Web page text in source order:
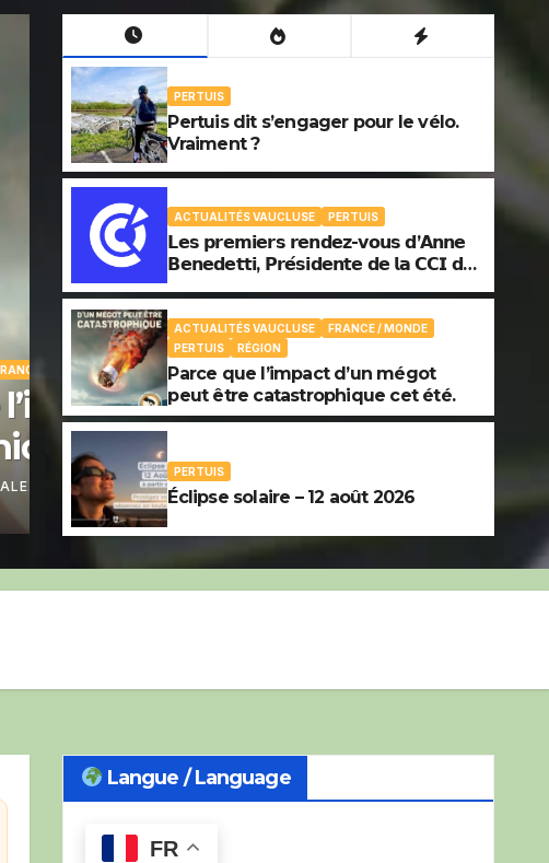
ACTUALITÉS VAUCLUSE PERTUIS
𝗟𝗲𝘀 𝗽𝗿𝗲𝗺𝗶𝗲𝗿𝘀 𝗿𝗲𝗻𝗱𝗲𝘇-𝘃𝗼𝘂𝘀
𝗣𝗿𝗲́𝘀𝗶𝗱𝗲𝗻𝘁𝗲 𝗱𝗲 𝗹𝗮 𝗖𝗖𝗜 𝗱𝗲
7 AOÛT, 2026 ALEXANDRE
PERTUIS
Pertuis dit s’engager pour le vélo.
Vraiment ?
ACTUALITÉS VAUCLUSE PERTUIS
𝗟𝗲𝘀 𝗽𝗿𝗲𝗺𝗶𝗲𝗿𝘀 𝗿𝗲𝗻𝗱𝗲𝘇-𝘃𝗼𝘂𝘀 𝗱’𝗔𝗻𝗻𝗲
𝗕𝗲𝗻𝗲𝗱𝗲𝘁𝘁𝗶, 𝗣𝗿𝗲́𝘀𝗶𝗱𝗲𝗻𝘁𝗲 𝗱𝗲 𝗹𝗮 𝗖𝗖𝗜 𝗱𝗲
ACTUALITÉS VAUCLUSE
FRANCE / MONDE
PERTUIS
RÉGION
Parce que l’impact d’un mégot
peut être catastrophique cet été.
PERTUIS
Éclipse solaire – 12 août 2026
Langue / Language
FR